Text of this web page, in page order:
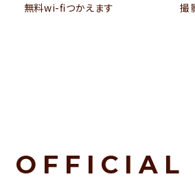
無料wi-ﬁつかえます 撮
OFFICIAL